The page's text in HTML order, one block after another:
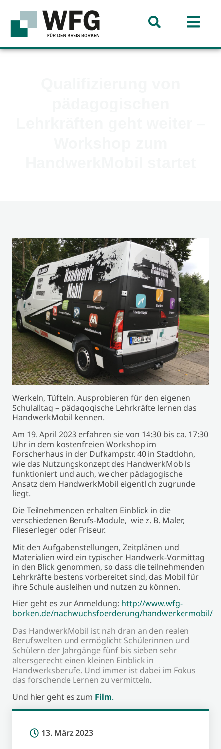
Werkeln, Tüfteln, Ausprobieren für den eigenen
Schulalltag – pädagogische Lehrkräfte lernen das
HandwerkMobil kennen.
Am 19. April 2023 erfahren sie von 14:30 bis ca. 17:30
Uhr in dem kostenfreien Workshop im
Forscherhaus in der Dufkampstr. 40 in Stadtlohn,
wie das Nutzungskonzept des HandwerkMobils
funktioniert und auch, welcher pädagogische
Ansatz dem HandwerkMobil eigentlich zugrunde
liegt.
Die Teilnehmenden erhalten Einblick in die
verschiedenen Berufs-Module, wie z. B. Maler,
Fliesenleger oder Friseur.
Mit den Aufgabenstellungen, Zeitplänen und
Materialien wird ein typischer Handwerk-Vormittag
in den Blick genommen, so dass die teilnehmenden
Lehrkräfte bestens vorbereitet sind, das Mobil für
ihre Schule ausleihen und nutzen zu können.
Hier geht es zur Anmeldung: http://www.wfg-
borken.de/nachwuchsfoerderung/handwerkermobil/
Das HandwerkMobil ist nah dran an den realen
Berufswelten und ermöglicht Schülerinnen und
Schülern der Jahrgänge fünf bis sieben sehr
altersgerecht einen kleinen Einblick in
Handwerksberufe. Und immer ist dabei im Fokus
das forschende Lernen zu vermitteln.
Und hier geht es zum Film.
13. März 2023